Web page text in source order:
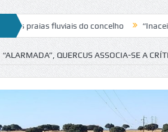
do concelho “Inaceitável”. Liga
“ALARMADA”, QUERCUS ASSOCIA-SE A